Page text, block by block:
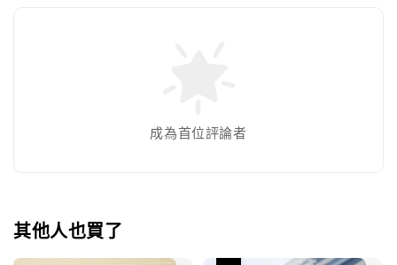
成為首位評論者
其他人也買了